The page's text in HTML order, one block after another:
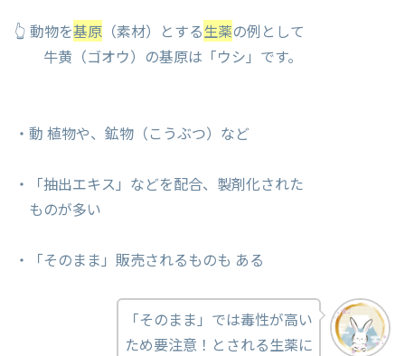
👆 動物を基原 （素材）とする生薬の例として
牛黄（ゴオウ）の基原は「ウシ」です。
・動 植物や、鉱物（こうぶつ）など
・「抽出エキス」などを配合、製剤化された
ものが多い
・「そのまま」販売されるものも ある
「そのまま」では毒性が高い
ため要注意！とされる生薬に